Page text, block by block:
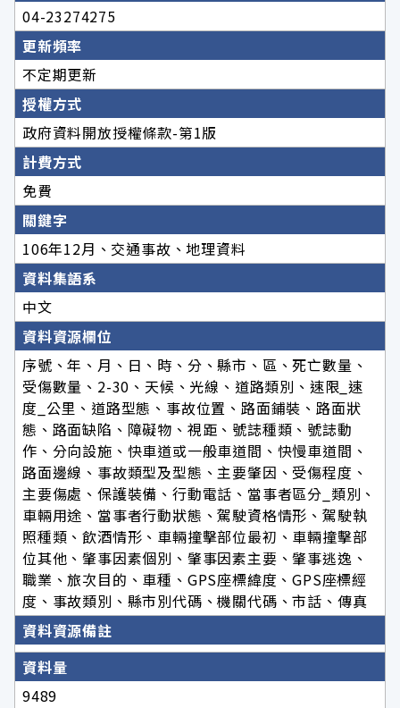
04-23274275
更新頻率
不定期更新
授權方式
政府資料開放授權條款-第1版
計費方式
免費
關鍵字
106年12月、交通事故、地理資料
資料集語系
中文
資料資源欄位
序號、年、月、日、時、分、縣市、區、死亡數量、
受傷數量、2-30、天候、光線、道路類別、速限_速
度_公里、道路型態、事故位置、路面鋪裝、路面狀
態、路面缺陷、障礙物、視距、號誌種類、號誌動
作、分向設施、快車道或一般車道間、快慢車道間、
路面邊線、事故類型及型態、主要肇因、受傷程度、
主要傷處、保護裝備、行動電話、當事者區分_類別、
車輛用途、當事者行動狀態、駕駛資格情形、駕駛執
照種類、飲酒情形、車輛撞擊部位最初、車輛撞擊部
位其他、肇事因素個別、肇事因素主要、肇事逃逸、
職業、旅次目的、車種、GPS座標緯度、GPS座標經
度、事故類別、縣市別代碼、機關代碼、市話、傳真
資料資源備註
資料量
9489